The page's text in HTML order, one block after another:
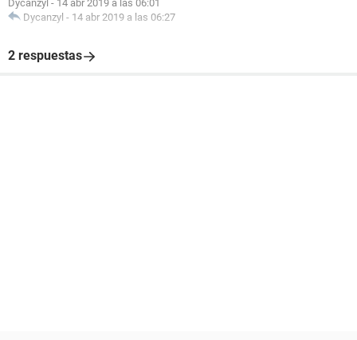
Dycanzyl - 14 abr 2019 a las 06:01
Dycanzyl - 14 abr 2019 a las 06:27
2 respuestas